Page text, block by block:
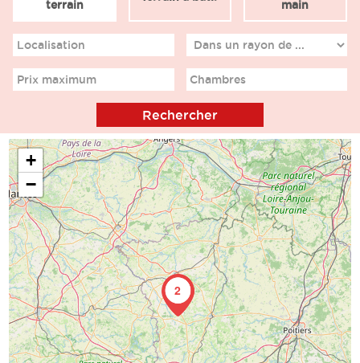
terrain
main
Localisation
Prix maximum Chambres
2
+
−